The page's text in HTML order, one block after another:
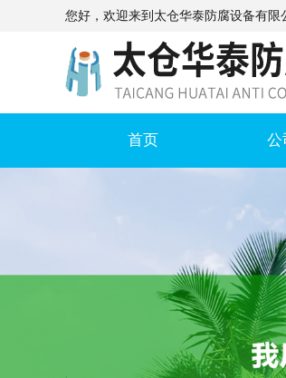
您好，欢迎来到太仓华泰防腐设备有限
首页 公